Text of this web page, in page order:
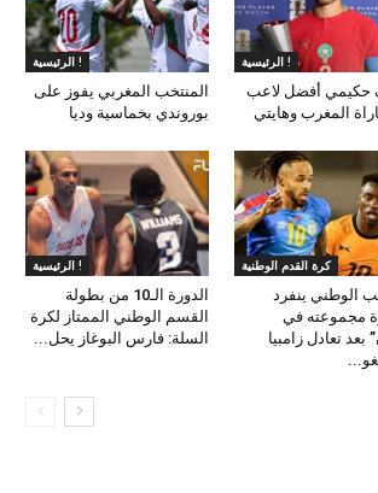
الرئيسية !
المنتخب المغربي يفوز على
بوروندي بخماسية وديا
الرئيسية !
حكيمي أفضل لاعب
المغرب وهايتي
الرئيسية !
الدورة الـ10 من بطولة
القسم الوطني الممتاز لكرة
السلة: فارس البوغاز يحل...
كرة القدم الوطنية
الوطني ينفرد
مجموعته في
بعد تعادل زامبيا